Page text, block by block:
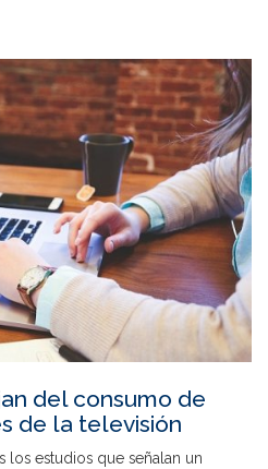
del consumo de
de la televisión
los estudios que señalan un